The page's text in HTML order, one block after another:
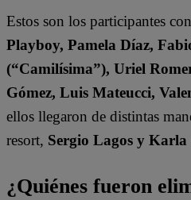
Estos son los participantes
Playboy, Pamela Díaz,
(“Camilísima”), Uriel
Gómez, Luis Mateucci,
ellos llegaron de distintas
resort, Sergio Lagos y Karla
¿Quiénes fueron